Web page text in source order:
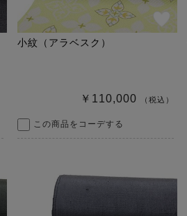
小紋（アラベスク）
￥110,000 （税込）
この商品をコーデする